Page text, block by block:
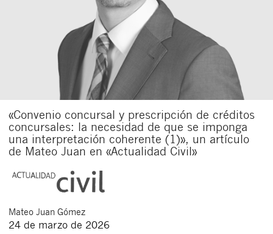
«Convenio concursal y prescripción de créditos
concursales: la necesidad de que se imponga
una interpretación coherente (1)», un artículo
de Mateo Juan en «Actualidad Civil»
Mateo Juan Gómez
24 de marzo de 2026